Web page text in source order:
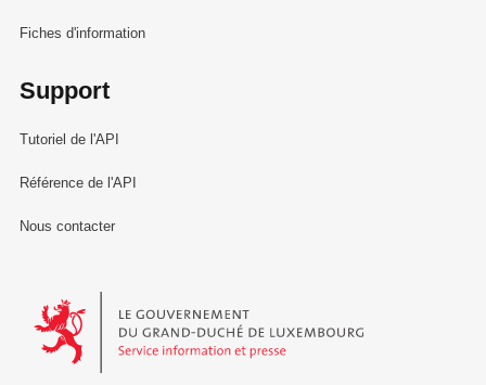
Fiches d'information
Support
Tutoriel de l'API
Référence de l'API
Nous contacter
Le Gouvernement du Grand-Duché de Luxembourg - Service